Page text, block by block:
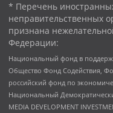
* Перечень
неправительственных
признана
Федерации:
Национальный фонд в
Общество Фонд Содействия,
российский фонд по
Национальный
MEDIA DEVELOPMENT